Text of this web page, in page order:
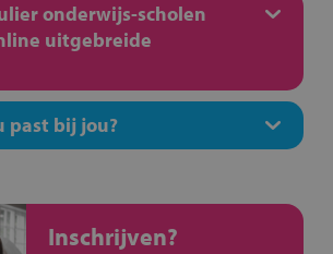
onderwijs-scholen
uitgebreide
past bij jou?
Inschrijven?